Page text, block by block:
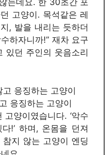
는데요. 한 30초간 포
고양이. 목석같은 레
, 발을 내리는 듯하더
하자니까!” 재차 요구
있던 주인의 웃음소리
응징하는 고양이
양이였습니다. ‘악수
!’ 하며, 온몸을 던져
지 않는 고양이 엔딩